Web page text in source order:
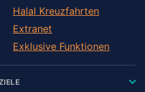
Halal Kreuzfahrten
Extranet
Exklusive Funktionen